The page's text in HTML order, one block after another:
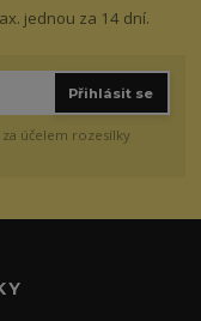
jednou za 14 dní.
Přihlásit se
za účelem rozesílky